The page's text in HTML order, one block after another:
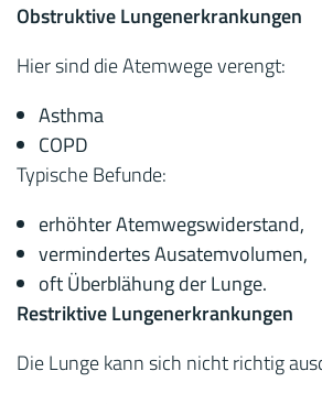
Obstruktive Lungenerkrankungen
Hier sind die Atemwege verengt:
Asthma
COPD
Typische Befunde:
erhöhter Atemwegswiderstand,
vermindertes Ausatemvolumen,
oft Überblähung der Lunge.
Restriktive Lungenerkrankungen
Die Lunge kann sich nicht richtig